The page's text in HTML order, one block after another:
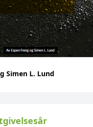
Simen L. Lund